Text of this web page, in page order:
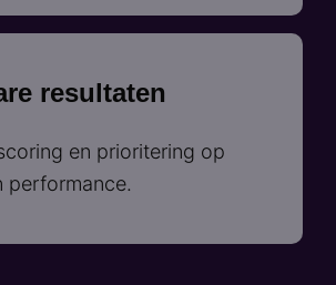
resultaten
en prioritering op
performance.